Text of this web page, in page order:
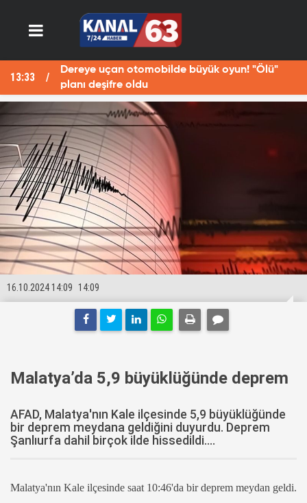
13:33
Dereye uçan otomobilde büyük oyun! "Ölü"
planı deşifre oldu
14:09
16.10.2024 14:09
Malatya’da 5,9 büyüklüğünde deprem
AFAD, Malatya'nın Kale ilçesinde 5,9 büyüklüğünde
bir deprem meydana geldiğini duyurdu. Deprem
Şanlıurfa dahil birçok ilde hissedildi....
Malatya'nın Kale ilçesinde saat 10:46'da bir deprem meydan geldi.